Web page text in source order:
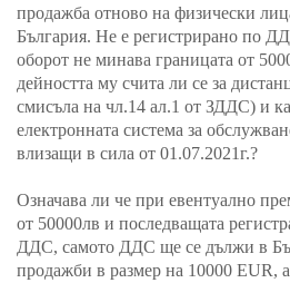
продажба отново на физически
България. Не е регистрирано по
оборот не минава границата от
дейността му счита ли се за
смисъла на чл.14 ал.1 от ЗДДС) и
електронната система за
влизащи в сила от 01.07.2021г.?
Означава ли че при евентуално
от 50000лв и последващата
ДДС, самото ДДС ще се дължи в
продажби в размер на 10000 EUR,